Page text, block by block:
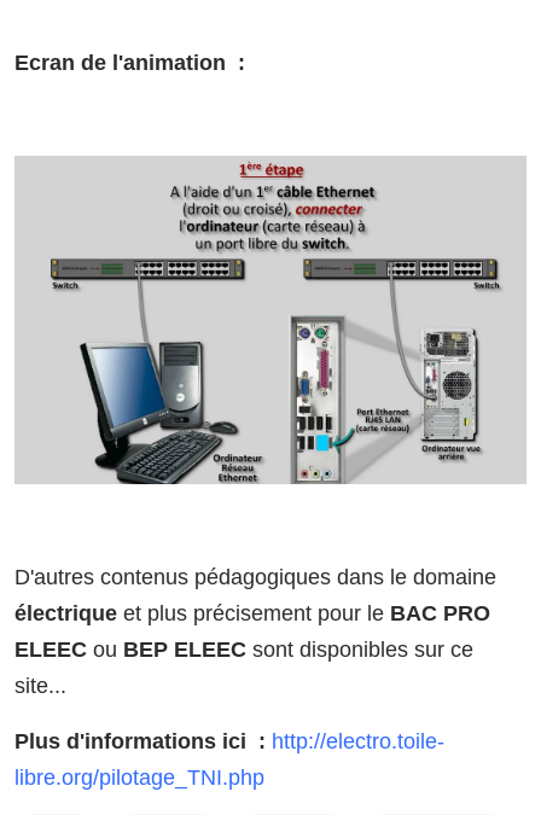
Ecran de l'animation :
D'autres contenus pédagogiques dans le domaine
électrique et plus précisement pour le BAC PRO
ELEEC ou BEP ELEEC sont disponibles sur ce
site...
Plus d'informations ici : http://electro.toile-
libre.org/pilotage_TNI.php